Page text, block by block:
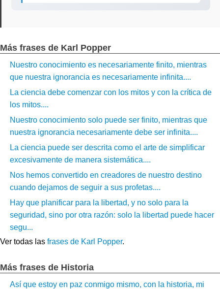
Más frases de Karl Popper
Nuestro conocimiento es necesariamente finito, mientras
que nuestra ignorancia es necesariamente infinita....
La ciencia debe comenzar con los mitos y con la crítica de
los mitos....
Nuestro conocimiento solo puede ser finito, mientras que
nuestra ignorancia necesariamente debe ser infinita....
La ciencia puede ser descrita como el arte de simplificar
excesivamente de manera sistemática....
Nos hemos convertido en creadores de nuestro destino
cuando dejamos de seguir a sus profetas....
Hay que planificar para la libertad, y no solo para la
seguridad, sino por otra razón: solo la libertad puede hacer
segu...
Ver todas las frases de Karl Popper.
Más frases de Historia
Así que estoy en paz conmigo mismo, con la historia, mi